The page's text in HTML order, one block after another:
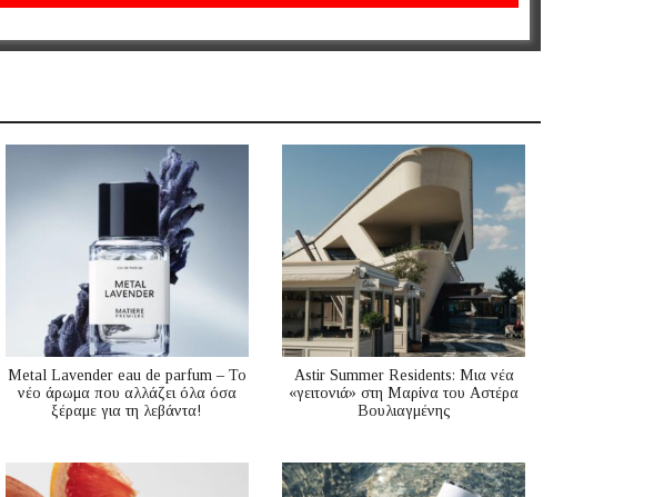
Metal Lavender eau de parfum – Το
νέο άρωμα που αλλάζει όλα όσα
ξέραμε για τη λεβάντα!
Astir Summer Residents: Μια νέα
«γειτονιά» στη Μαρίνα του Αστέρα
Βουλιαγμένης